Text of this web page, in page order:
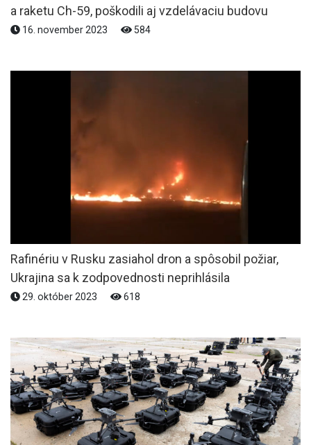
a raketu Ch-59, poškodili aj vzdelávaciu budovu
16. november 2023 584
Rafinériu v Rusku zasiahol dron a spôsobil požiar,
Ukrajina sa k zodpovednosti neprihlásila
29. október 2023 618